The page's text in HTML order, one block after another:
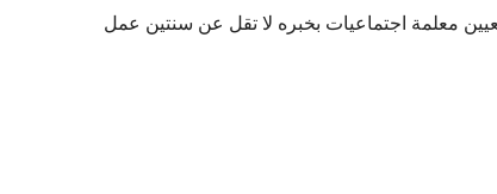
معلمة اجتماعيات بخبره لا تقل عن سنتين عمل